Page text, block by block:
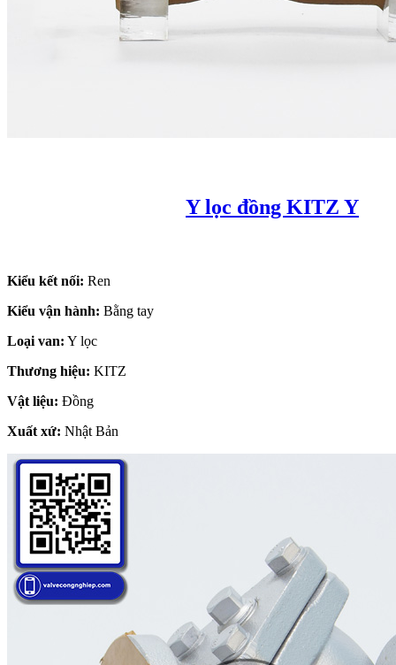
Y lọc đồng KITZ Y
Kiểu kết nối: Ren
Kiểu vận hành: Bằng tay
Loại van: Y lọc
Thương hiệu: KITZ
Vật liệu: Đồng
Xuất xứ: Nhật Bản